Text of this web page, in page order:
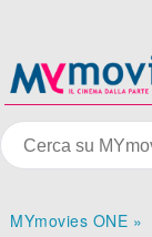
MYmovies ONE »